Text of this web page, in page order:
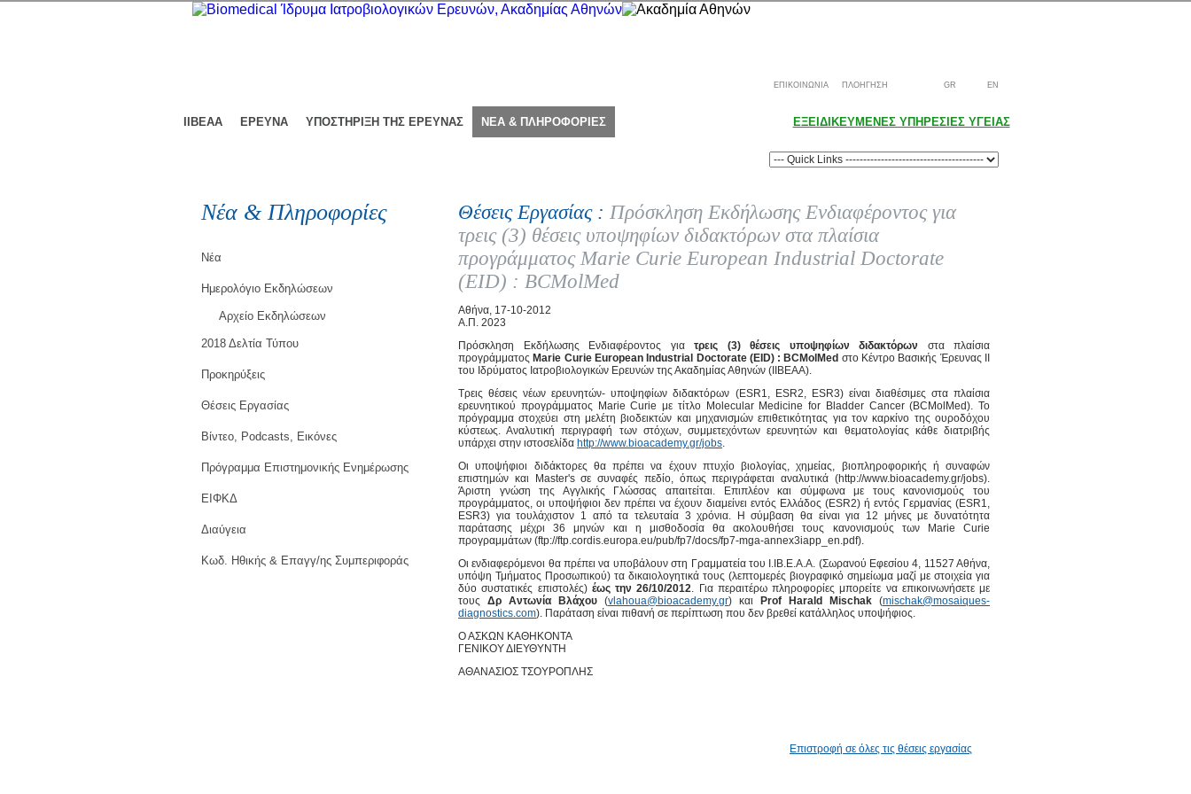
ΕΠΙΚΟΙΝΩΝΙΑ ΠΛΟΗΓΗΣΗ GR EN
ΙΙΒΕΑΑ ΕΡΕΥΝΑ ΥΠΟΣΤΗΡΙΞΗ ΤΗΣ ΕΡΕΥΝΑΣ ΝΕΑ & ΠΛΗΡΟΦΟΡΙΕΣ ΕΞΕΙΔΙΚΕΥΜΕΝΕΣ ΥΠΗΡΕΣΙΕΣ ΥΓΕΙΑΣ
Νέα & Πληροφορίες
Νέα
Ημερολόγιο Εκδηλώσεων
Αρχείο Εκδηλώσεων
2018 Δελτία Τύπου
Προκηρύξεις
Θέσεις Εργασίας
Βίντεο, Podcasts, Εικόνες
Πρόγραμμα Επιστημονικής Ενημέρωσης
ΕΙΦΚΔ
Διαύγεια
Κωδ. Ηθικής & Επαγγ/ης Συμπεριφοράς
Θέσεις Εργασίας : Πρόσκληση Εκδήλωσης Ενδιαφέροντος για
τρεις (3) θέσεις υποψηφίων διδακτόρων στα πλαίσια
προγράμματος Marie Curie European Industrial Doctorate
(EID) : BCMolMed
Αθήνα, 17-10-2012
Α.Π. 2023
Πρόσκληση Εκδήλωσης Ενδιαφέροντος για τρεις (3) θέσεις υποψηφίων διδακτόρων στα πλαίσια
προγράμματος Marie Curie European Industrial Doctorate (EID) : BCMolMed στο Κέντρο Βασικής Έρευνας ΙΙ
του Iδρύματος Ιατροβιολογικών Ερευνών της Ακαδημίας Αθηνών (ΙΙΒΕΑΑ).
Τρεις θέσεις νέων ερευνητών- υποψηφίων διδακτόρων (ESR1, ESR2, ESR3) είναι διαθέσιμες στα πλαίσια
ερευνητικού προγράμματος Marie Curie με τίτλο Molecular Medicine for Bladder Cancer (BCMolMed). Το
πρόγραμμα στοχεύει στη μελέτη βιοδεικτών και μηχανισμών επιθετικότητας για τον καρκίνο της ουροδόχου
κύστεως. Αναλυτική περιγραφή των στόχων, συμμετεχόντων ερευνητών και θεματολογίας κάθε διατριβής
υπάρχει στην ιστοσελίδα http://www.bioacademy.gr/jobs.
Οι υποψήφιοι διδάκτορες θα πρέπει να έχουν πτυχίο βιολογίας, χημείας, βιοπληροφορικής ή συναφών
επιστημών και Master's σε συναφές πεδίο, όπως περιγράφεται αναλυτικά (http://www.bioacademy.gr/jobs).
Άριστη γνώση της Αγγλικής Γλώσσας απαιτείται. Επιπλέον και σύμφωνα με τους κανονισμούς του
προγράμματος, οι υποψήφιοι δεν πρέπει να έχουν διαμείνει εντός Ελλάδος (ESR2) ή εντός Γερμανίας (ESR1,
ESR3) για τουλάχιστον 1 από τα τελευταία 3 χρόνια. Η σύμβαση θα είναι για 12 μήνες με δυνατότητα
παράτασης μέχρι 36 μηνών και η μισθοδοσία θα ακολουθήσει τους κανονισμούς των Marie Curie
προγραμμάτων (ftp://ftp.cordis.europa.eu/pub/fp7/docs/fp7-mga-annex3iapp_en.pdf).
Οι ενδιαφερόμενοι θα πρέπει να υποβάλουν στη Γραμματεία του Ι.ΙΒ.Ε.Α.Α. (Σωρανού Εφεσίου 4, 11527 Αθήνα,
υπόψη Τμήματος Προσωπικού) τα δικαιολογητικά τους (λεπτομερές βιογραφικό σημείωμα μαζί με στοιχεία για
δύο συστατικές επιστολές) έως την 26/10/2012. Για περαιτέρω πληροφορίες μπορείτε να επικοινωνήσετε με
τους Δρ Αντωνία Βλάχου (vlahoua@bioacademy.gr) και Prof Harald Mischak (mischak@mosaiques-
diagnostics.com). Παράταση είναι πιθανή σε περίπτωση που δεν βρεθεί κατάλληλος υποψήφιος.
Ο ΑΣΚΩΝ ΚΑΘΗΚΟΝΤΑ
ΓΕΝΙΚΟΥ ΔΙΕΥΘΥΝΤΗ
ΑΘΑΝΑΣΙΟΣ ΤΣΟΥΡΟΠΛΗΣ
Επιστροφή σε όλες τις θέσεις εργασίας